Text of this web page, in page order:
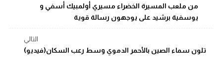
من ملعب المسيرة الخضراء مسيري أولمبيك أسفي و
يوسفية برشيد على يوجهون رسالة قوية
التالي
تلون سماء الصين بالأحمر الدموي وسط رعب السكان(فيديو)